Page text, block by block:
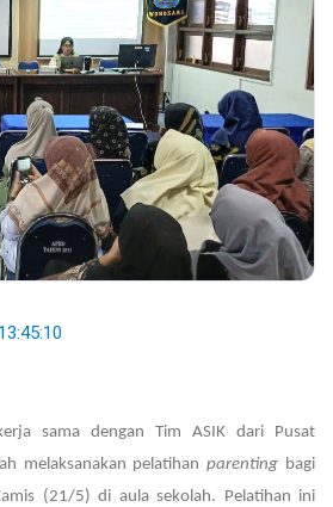
sama dengan Tim ASIK dari Pusat
melaksanakan pelatihanparenting bagi
(21/5) di aula sekolah. Pelatihan ini